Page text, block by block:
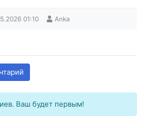
01:10 Anka
Ваш будет первым!